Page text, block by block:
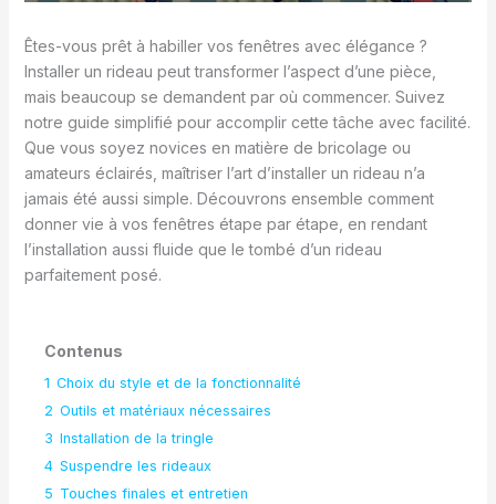
Êtes-vous prêt à habiller vos fenêtres avec élégance ?
Installer un rideau peut transformer l’aspect d’une pièce,
mais beaucoup se demandent par où commencer. Suivez
notre guide simplifié pour accomplir cette tâche avec facilité.
Que vous soyez novices en matière de bricolage ou
amateurs éclairés, maîtriser l’art d’installer un rideau n’a
jamais été aussi simple. Découvrons ensemble comment
donner vie à vos fenêtres étape par étape, en rendant
l’installation aussi fluide que le tombé d’un rideau
parfaitement posé.
Contenus
1 Choix du style et de la fonctionnalité
2 Outils et matériaux nécessaires
3 Installation de la tringle
4 Suspendre les rideaux
5 Touches finales et entretien